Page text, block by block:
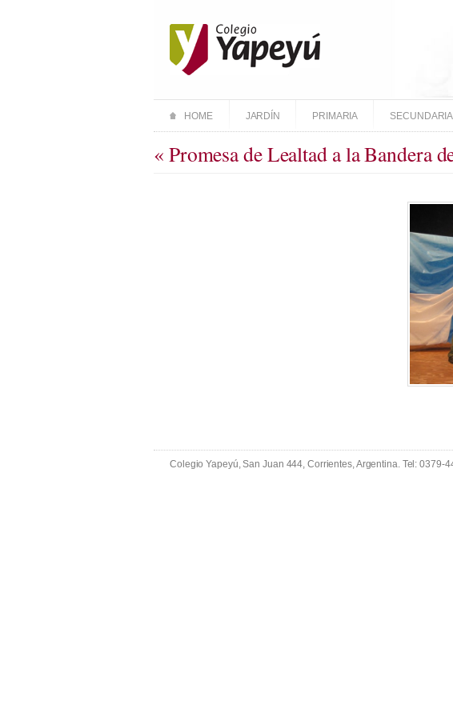
HOME JARDÍN PRIMARIA SECUNDARIA
« Promesa de Lealtad a la Bandera
Colegio Yapeyú, San Juan 444, Corrientes, Argentina. Tel: 0379-